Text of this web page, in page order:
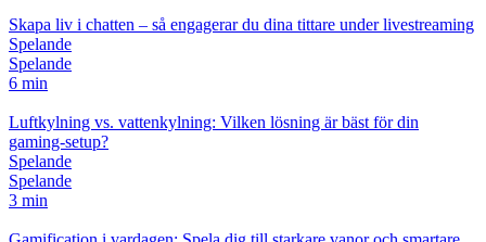
Skapa liv i chatten – så engagerar du dina tittare under livestreaming
Spelande
Spelande
6 min
Luftkylning vs. vattenkylning: Vilken lösning är bäst för din
gaming‑setup?
Spelande
Spelande
3 min